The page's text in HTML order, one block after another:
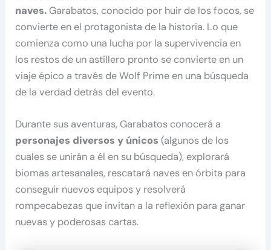
naves.Garabatos, conocido por huir de los focos, se
convierte en el protagonista de la historia. Lo que
comienza como una lucha por la supervivencia en
los restos de un astillero pronto se convierte en un
viaje épico a través de Wolf Prime en una búsqueda
de la verdad detrás del evento.
Durante sus aventuras, Garabatos conocerá a
personajes diversos y únicos (algunos de los
cuales se unirán a él en su búsqueda), explorará
biomas artesanales, rescatará naves en órbita para
conseguir nuevos equipos y resolverá
rompecabezas que invitan a la reflexión para ganar
nuevas y poderosas cartas.